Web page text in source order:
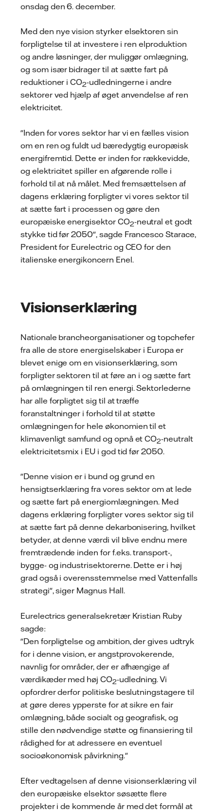
onsdag den 6. december.
Med den nye vision styrker elsektoren sin
forpligtelse til at investere i ren elproduktion
og andre løsninger, der muliggør omlægning,
og som især bidrager til at sætte fart på
reduktioner i CO2-udledningerne i andre
sektorer ved hjælp af øget anvendelse af ren
elektricitet.
"Inden for vores sektor har vi en fælles vision
om en ren og fuldt ud bæredygtig europæisk
energifremtid. Dette er inden for rækkevidde,
og elektricitet spiller en afgørende rolle i
forhold til at nå målet. Med fremsættelsen af
dagens erklæring forpligter vi vores sektor til
at sætte fart i processen og gøre den
europæiske energisektor CO2-neutral et godt
stykke tid før 2050", sagde Francesco Starace,
President for Eurelectric og CEO for den
italienske energikoncern Enel.
Visionserklæring
Nationale brancheorganisationer og topchefer
fra alle de store energiselskaber i Europa er
blevet enige om en visionserklæring, som
forpligter sektoren til at føre an i og sætte fart
på omlægningen til ren energi. Sektorlederne
har alle forpligtet sig til at træffe
foranstaltninger i forhold til at støtte
omlægningen for hele økonomien til et
klimavenligt samfund og opnå et CO2-neutralt
elektricitetsmix i EU i god tid før 2050.
"Denne vision er i bund og grund en
hensigtserklæring fra vores sektor om at lede
og sætte fart på energiomlægningen. Med
dagens erklæring forpligter vores sektor sig til
at sætte fart på denne dekarbonisering, hvilket
betyder, at denne værdi vil blive endnu mere
fremtrædende inden for f.eks. transport-,
bygge- og industrisektorerne. Dette er i høj
grad også i overensstemmelse med Vattenfalls
strategi", siger Magnus Hall.
Eurelectrics generalsekretær Kristian Ruby
sagde:
"Den forpligtelse og ambition, der gives udtryk
for i denne vision, er angstprovokerende,
navnlig for områder, der er afhængige af
værdikæder med høj CO2-udledning. Vi
opfordrer derfor politiske beslutningstagere til
at gøre deres ypperste for at sikre en fair
omlægning, både socialt og geografisk, og
stille den nødvendige støtte og finansiering til
rådighed for at adressere en eventuel
socioøkonomisk påvirkning."
Efter vedtagelsen af denne visionserklæring vil
den europæiske elsektor søsætte flere
projekter i de kommende år med det formål at